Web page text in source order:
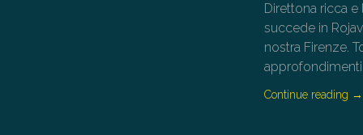
Direttona ricca
succede in
nostra Firenze.
approfondimenti
Continue reading →